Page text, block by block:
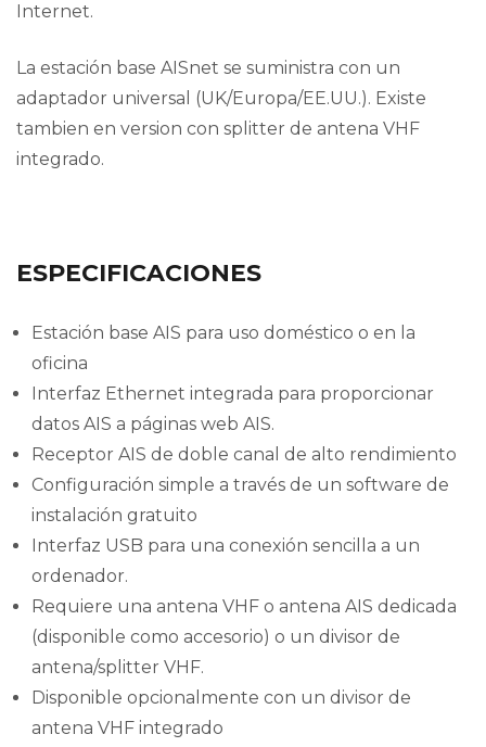
Internet.
La estación base AISnet se suministra con un
adaptador universal (UK/Europa/EE.UU.). Existe
tambien en version con splitter de antena VHF
integrado.
ESPECIFICACIONES
Estación base AIS para uso doméstico o en la
oficina
Interfaz Ethernet integrada para proporcionar
datos AIS a páginas web AIS.
Receptor AIS de doble canal de alto rendimiento
Configuración simple a través de un software de
instalación gratuito
Interfaz USB para una conexión sencilla a un
ordenador.
Requiere una antena VHF o antena AIS dedicada
(disponible como accesorio) o un divisor de
antena/splitter VHF.
Disponible opcionalmente con un divisor de
antena VHF integrado